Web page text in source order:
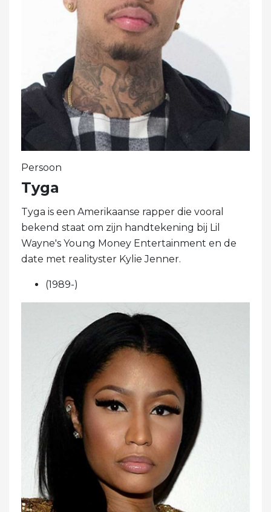
Persoon
Tyga
Tyga is een Amerikaanse rapper die vooral
bekend staat om zijn handtekening bij Lil
Wayne's Young Money Entertainment en de
date met realityster Kylie Jenner.
(1989-)